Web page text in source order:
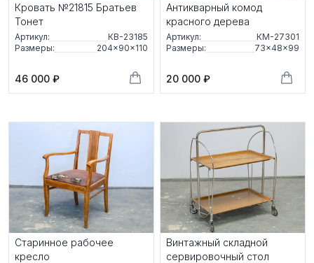
Кровать №21815 Братьев
Тонет
Артикул:
КВ-23185
Размеры:
204×90×110
46 000 ₽
Антикварный комод
красного дерева
Артикул:
КМ-27301
Размеры:
73×48×99
20 000 ₽
Старинное рабочее
кресло
Винтажный складной
сервировочный стол